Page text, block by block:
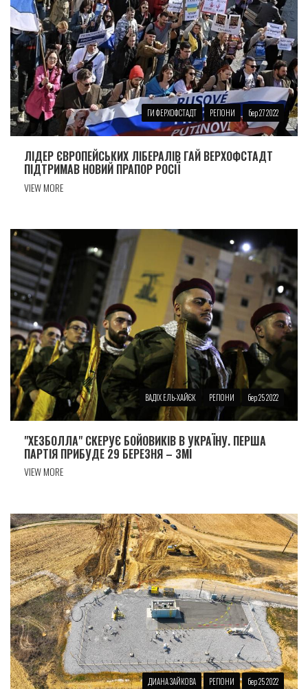
ГИ ФЕРХОФСТАДТ РЕГІОНИ бер 27 2022
ЛІДЕР ЄВРОПЕЙСЬКИХ ЛІБЕРАЛІВ ГАЙ ВЕРХОФСТАДТ
ПІДТРИМАВ НОВИЙ ПРАПОР РОСІЇ
VIEW MORE
ВАДІХ ЕЛЬ-ХАЙЄК РЕГІОНИ бер 25 2022
"ХЕЗБОЛЛА" СКЕРУЄ БОЙОВИКІВ В УКРАЇНУ. ПЕРША
ПАРТІЯ ПРИБУДЕ 29 БЕРЕЗНЯ – ЗМІ
VIEW MORE
ДИАНА ЗАЙКОВА РЕГІОНИ бер 25 2022